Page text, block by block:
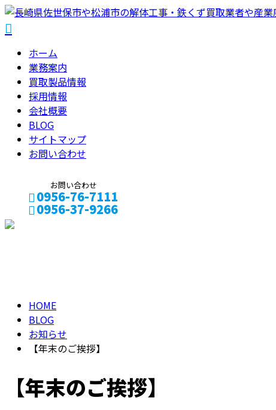
ホーム
業務案内
買取製品情報
採用情報
会社概要
BLOG
サイトマップ
お問い合わせ
お問い合わせ
0956-76-7111
0956-37-9266
HOME
BLOG
お知らせ
【年末のご挨拶】
【年末のご挨拶】